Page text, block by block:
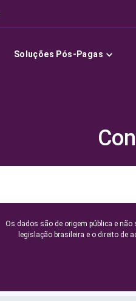
Soluções Pós-Pagas
Os dados são de origem pública e
legislação brasileira e o direito de